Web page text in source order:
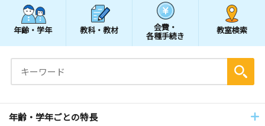
年齢・学年 教科・教材 会費・
各種手続き
教室検索
年齢・学年ごとの特長